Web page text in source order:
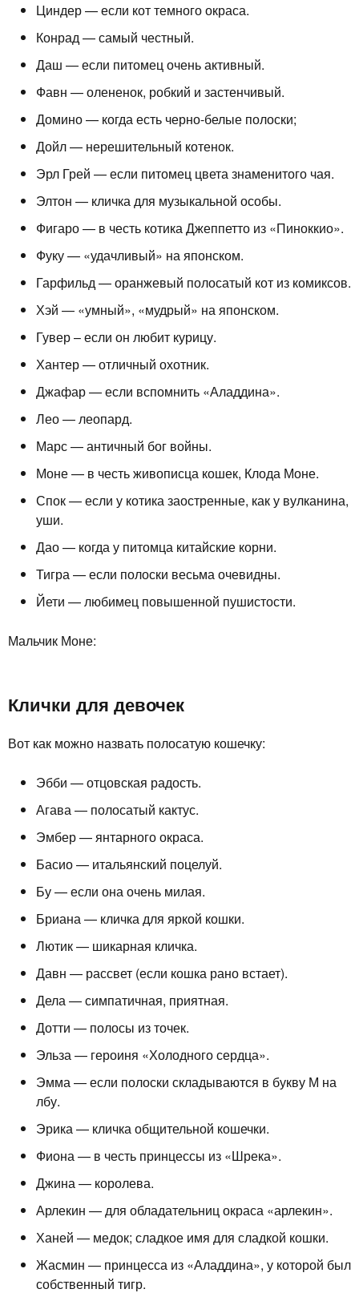
Циндер — если кот темного окраса.
Конрад — самый честный.
Даш — если питомец очень активный.
Фавн — олененок, робкий и застенчивый.
Домино — когда есть черно-белые полоски;
Дойл — нерешительный котенок.
Эрл Грей — если питомец цвета знаменитого чая.
Элтон — кличка для музыкальной особы.
Фигаро — в честь котика Джеппетто из «Пиноккио».
Фуку — «удачливый» на японском.
Гарфильд — оранжевый полосатый кот из комиксов.
Хэй — «умный», «мудрый» на японском.
Гувер – если он любит курицу.
Хантер — отличный охотник.
Джафар — если вспомнить «Аладдина».
Лео — леопард.
Марс — античный бог войны.
Моне — в честь живописца кошек, Клода Моне.
Спок — если у котика заостренные, как у вулканина,
уши.
Дао — когда у питомца китайские корни.
Тигра — если полоски весьма очевидны.
Йети — любимец повышенной пушистости.
Мальчик Моне:
Клички для девочек
Вот как можно назвать полосатую кошечку:
Эбби — отцовская радость.
Агава — полосатый кактус.
Эмбер — янтарного окраса.
Басио — итальянский поцелуй.
Бу — если она очень милая.
Бриана — кличка для яркой кошки.
Лютик — шикарная кличка.
Давн — рассвет (если кошка рано встает).
Дела — симпатичная, приятная.
Дотти — полосы из точек.
Эльза — героиня «Холодного сердца».
Эмма — если полоски складываются в букву М на
лбу.
Эрика — кличка общительной кошечки.
Фиона — в честь принцессы из «Шрека».
Джина — королева.
Арлекин — для обладательниц окраса «арлекин».
Ханей — медок; сладкое имя для сладкой кошки.
Жасмин — принцесса из «Аладдина», у которой был
собственный тигр.